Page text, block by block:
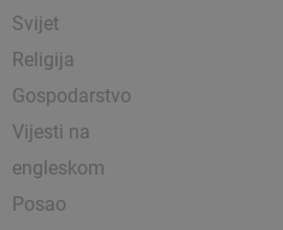
Svijet
Religija
Gospodarstvo
Vijesti na
engleskom
Posao